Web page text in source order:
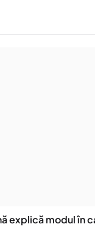
explică modul în